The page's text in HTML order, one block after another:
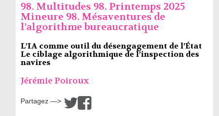
98. Multitudes 98. Printemps 2025
Mineure 98. Mésaventures de
l’algorithme bureaucratique
L’IA comme outil du désengagement de l’État
Le ciblage algorithmique de l’inspection des
navires
Jérémie Poiroux
Partagez —> /